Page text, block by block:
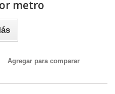
metro
Agregar para comparar